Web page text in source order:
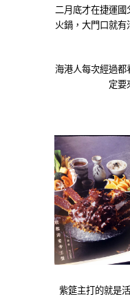
二月底才在捷運國
火鍋，大門口就有
海港人每次經過都
定要
紫筵主打的就是